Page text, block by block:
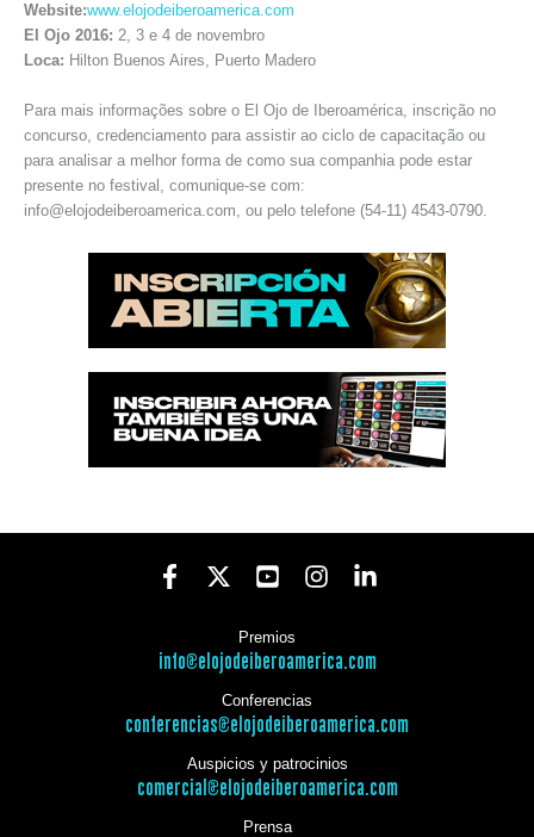
Website:www.elojodeiberoamerica.com
El Ojo 2016: 2, 3 e 4 de novembro
Loca: Hilton Buenos Aires, Puerto Madero
Para mais informações sobre o El Ojo de Iberoamérica, inscrição no
concurso, credenciamento para assistir ao ciclo de capacitação ou
para analisar a melhor forma de como sua companhia pode estar
presente no festival, comunique-se com:
info@elojodeiberoamerica.com, ou pelo telefone (54-11) 4543-0790.
Premios
info@elojodeiberoamerica.com
Conferencias
conferencias@elojodeiberoamerica.com
Auspicios y patrocinios
comercial@elojodeiberoamerica.com
Prensa